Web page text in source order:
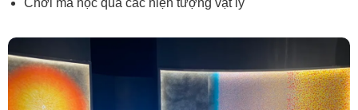
Chơi mà học qua các hiện tượng vật lý